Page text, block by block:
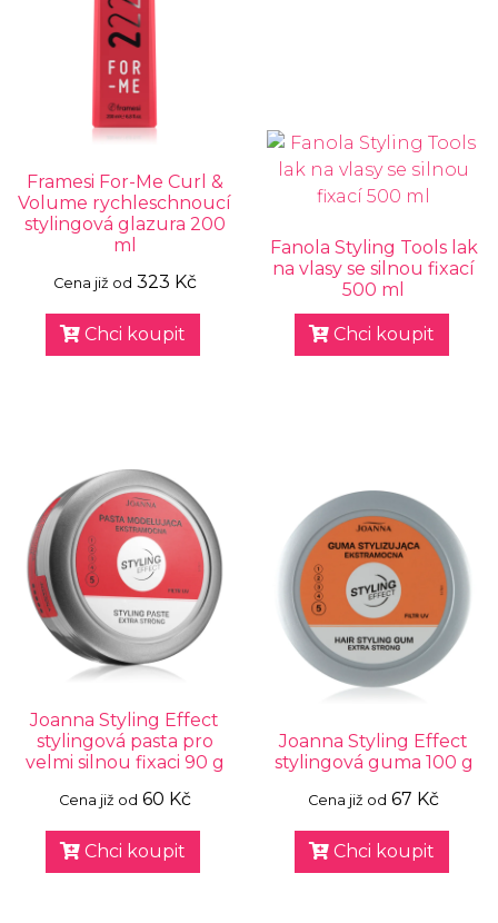
Framesi For-Me Curl &
Volume rychleschnoucí
stylingová glazura 200
ml
Cena již od 323 Kč
Chci koupit
Fanola Styling Tools lak
na vlasy se silnou fixací
500 ml
Chci koupit
Joanna Styling Effect
stylingová pasta pro
velmi silnou fixaci 90 g
Cena již od 60 Kč
Chci koupit
Joanna Styling Effect
stylingová guma 100 g
Cena již od 67 Kč
Chci koupit